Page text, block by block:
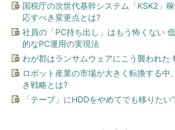
ーションより高くつく場合もあるが、スタ
業務に費やす時間の減少につながる。これ
より戦略的に貢献でき、リソースを日々の
また、クラウドやXaaSソリューションは
てこずる分野のスキルギャップを埋めるの
ば、中堅企業の44％は、セキュリティ専任
国税庁の次世代基幹システム「KSK2」
応すべき変更点とは?
社員の「PC持ち出し」はもう怖くない
的なPC運用の実現法
わが郡はランサムウェアにこう襲われた
ロボット産業の市場が大きく転換する中
き戦略とは?
「テープ」にHDDをやめてでも移りたい